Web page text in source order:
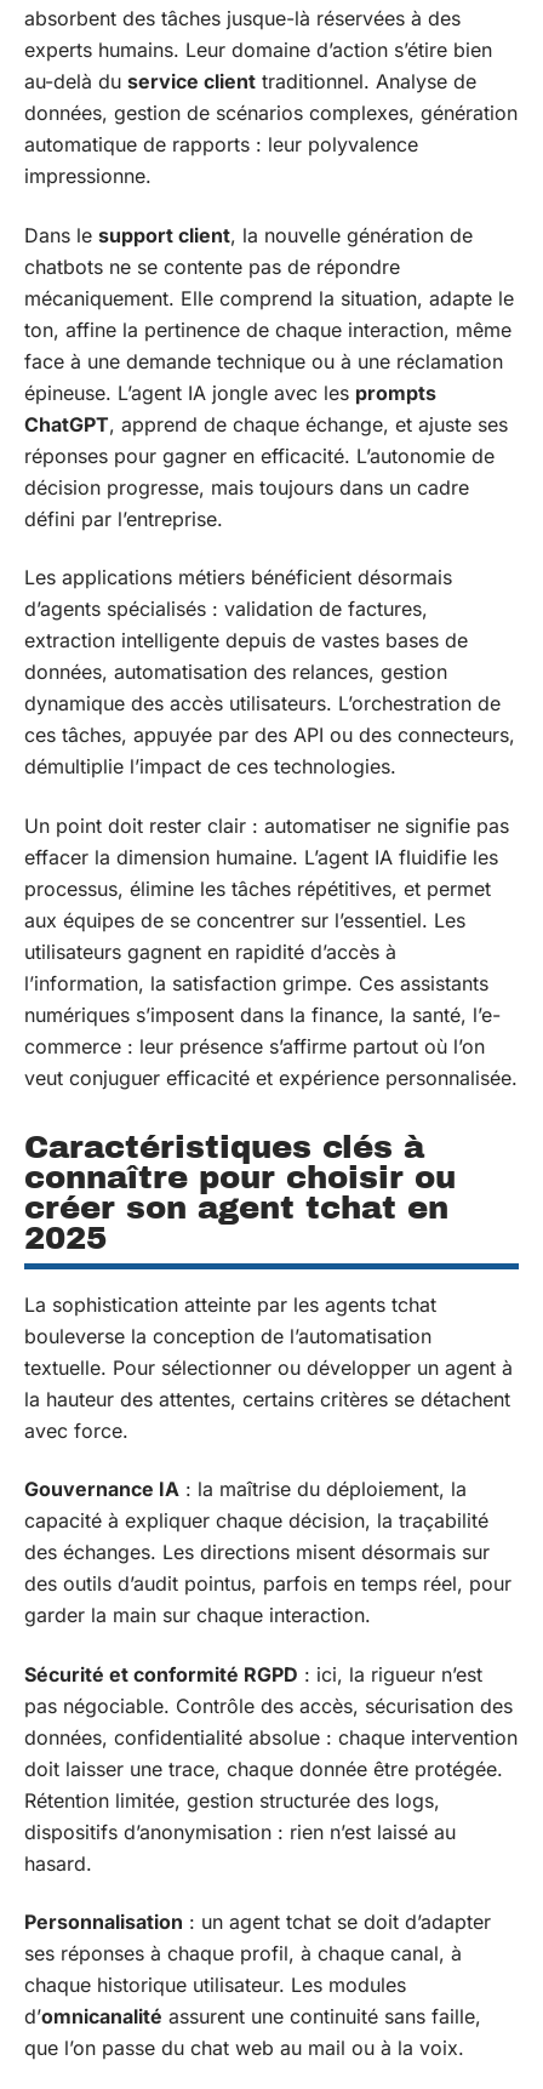
absorbent des tâches jusque-là réservées à des
experts humains. Leur domaine d’action s’étire bien
au-delà du service client traditionnel. Analyse de
données, gestion de scénarios complexes, génération
automatique de rapports : leur polyvalence
impressionne.
Dans le support client, la nouvelle génération de
chatbots ne se contente pas de répondre
mécaniquement. Elle comprend la situation, adapte le
ton, affine la pertinence de chaque interaction, même
face à une demande technique ou à une réclamation
épineuse. L’agent IA jongle avec les prompts
ChatGPT, apprend de chaque échange, et ajuste ses
réponses pour gagner en efficacité. L’autonomie de
décision progresse, mais toujours dans un cadre
défini par l’entreprise.
Les applications métiers bénéficient désormais
d’agents spécialisés : validation de factures,
extraction intelligente depuis de vastes bases de
données, automatisation des relances, gestion
dynamique des accès utilisateurs. L’orchestration de
ces tâches, appuyée par des API ou des connecteurs,
démultiplie l’impact de ces technologies.
Un point doit rester clair : automatiser ne signifie pas
effacer la dimension humaine. L’agent IA fluidifie les
processus, élimine les tâches répétitives, et permet
aux équipes de se concentrer sur l’essentiel. Les
utilisateurs gagnent en rapidité d’accès à
l’information, la satisfaction grimpe. Ces assistants
numériques s’imposent dans la finance, la santé, l’e-
commerce : leur présence s’affirme partout où l’on
veut conjuguer efficacité et expérience personnalisée.
Caractéristiques clés à
connaître pour choisir ou
créer son agent tchat en
2025
La sophistication atteinte par les agents tchat
bouleverse la conception de l’automatisation
textuelle. Pour sélectionner ou développer un agent à
la hauteur des attentes, certains critères se détachent
avec force.
Gouvernance IA : la maîtrise du déploiement, la
capacité à expliquer chaque décision, la traçabilité
des échanges. Les directions misent désormais sur
des outils d’audit pointus, parfois en temps réel, pour
garder la main sur chaque interaction.
Sécurité et conformité RGPD : ici, la rigueur n’est
pas négociable. Contrôle des accès, sécurisation des
données, confidentialité absolue : chaque intervention
doit laisser une trace, chaque donnée être protégée.
Rétention limitée, gestion structurée des logs,
dispositifs d’anonymisation : rien n’est laissé au
hasard.
Personnalisation : un agent tchat se doit d’adapter
ses réponses à chaque profil, à chaque canal, à
chaque historique utilisateur. Les modules
d’omnicanalité assurent une continuité sans faille,
que l’on passe du chat web au mail ou à la voix.